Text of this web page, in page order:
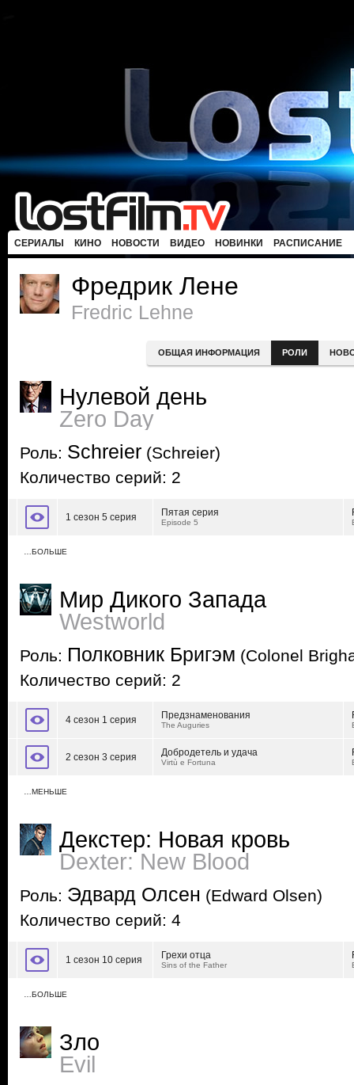
СЕРИАЛЫ КИНО НОВОСТИ ВИДЕО НОВИНКИ РАСПИСАНИЕ
Фредрик Лене
Fredric Lehne
ОБЩАЯ ИНФОРМАЦИЯ РОЛИ
Нулевой день
Zero Day
Роль: Schreier (Schreier)
Количество серий: 2
1 сезон 5 серия Пятая серия
Episode 5
…БОЛЬШЕ
Мир Дикого Запада
Westworld
Роль: Полковник Бригэм (Colonel
Количество серий: 2
4 сезон 1 серия Предзнаменования
The Auguries
2 сезон 3 серия Добродетель и удача
Virtù e Fortuna
…МЕНЬШЕ
Декстер: Новая кровь
Dexter: New Blood
Роль: Эдвард Олсен (Edward Olsen)
Количество серий: 4
1 сезон 10 серия Грехи отца
Sins of the Father
…БОЛЬШЕ
Зло
Evil